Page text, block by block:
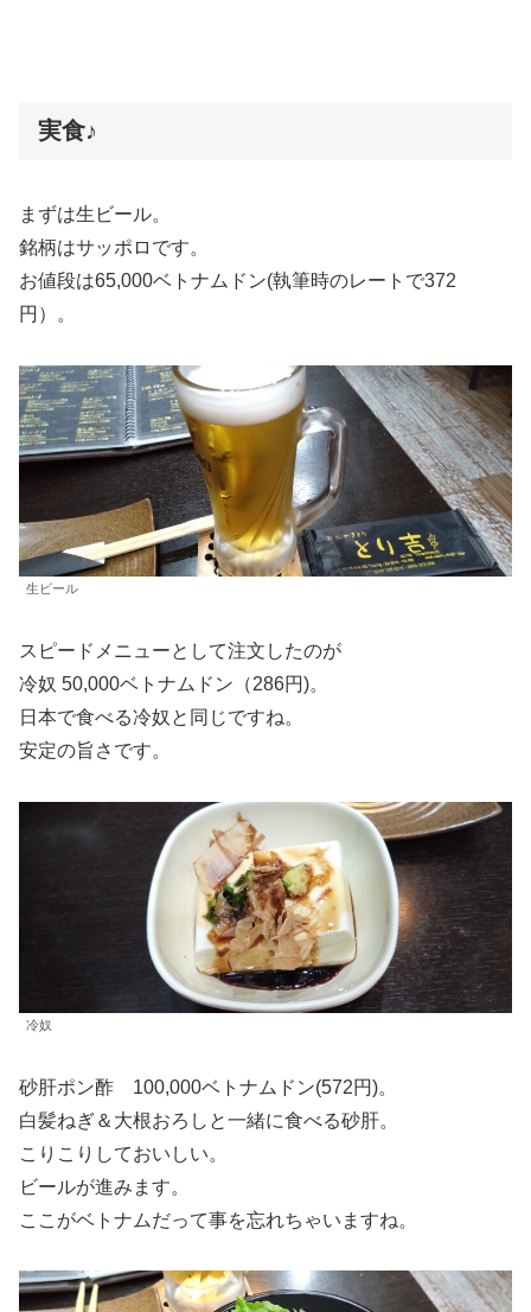
実食♪
まずは生ビール。
銘柄はサッポロです。
お値段は65,000ベトナムドン(執筆時のレートで372
円）。
生ビール
スピードメニューとして注文したのが
冷奴 50,000ベトナムドン（286円)。
日本で食べる冷奴と同じですね。
安定の旨さです。
冷奴
砂肝ポン酢 100,000ベトナムドン(572円)。
白髪ねぎ＆大根おろしと一緒に食べる砂肝。
こりこりしておいしい。
ビールが進みます。
ここがベトナムだって事を忘れちゃいますね。